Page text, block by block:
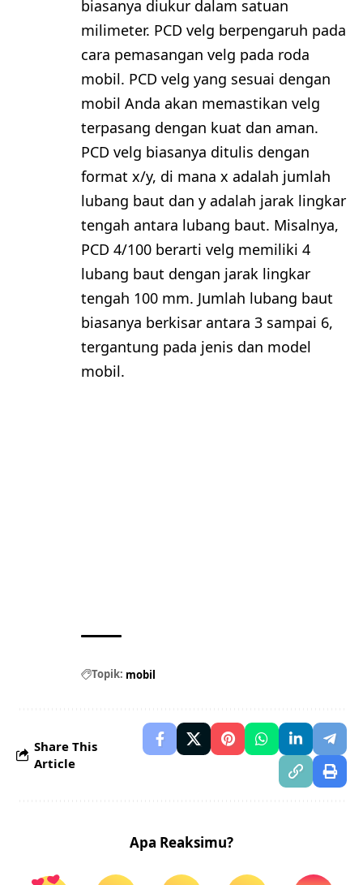
biasanya diukur dalam satuan
milimeter. PCD velg berpengaruh pada
cara pemasangan velg pada roda
mobil. PCD velg yang sesuai dengan
mobil Anda akan memastikan velg
terpasang dengan kuat dan aman.
PCD velg biasanya ditulis dengan
format x/y, di mana x adalah jumlah
lubang baut dan y adalah jarak lingkar
tengah antara lubang baut. Misalnya,
PCD 4/100 berarti velg memiliki 4
lubang baut dengan jarak lingkar
tengah 100 mm. Jumlah lubang baut
biasanya berkisar antara 3 sampai 6,
tergantung pada jenis dan model
mobil.
Topik: mobil
Share This
Article
Apa Reaksimu?